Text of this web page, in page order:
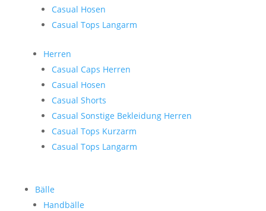
Casual Hosen
Casual Tops Langarm
Herren
Casual Caps Herren
Casual Hosen
Casual Shorts
Casual Sonstige Bekleidung Herren
Casual Tops Kurzarm
Casual Tops Langarm
Bälle
Handbälle